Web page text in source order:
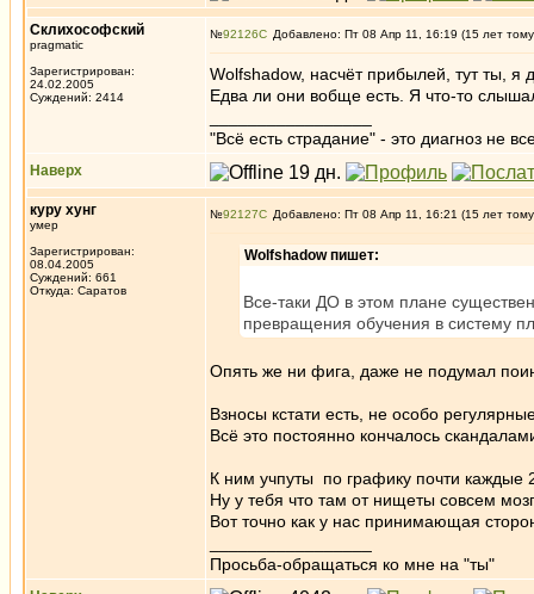
Склихософский
pragmatic
Зарегистрирован:
24.02.2005
Суждений: 2414
№92126 Добавлено: Пт 08 Апр 11, 16:19 (15 лет
Wolfshadow, насчёт прибылей, тут ты, я
Едва ли они вобще есть. Я что-то
"Всё есть страдание" - это диагноз не
Наверх
куру хунг
умер
Зарегистрирован:
08.04.2005
Суждений: 661
Откуда: Саратов
№92127 Добавлено: Пт 08 Апр 11, 16:21 (15 лет
Wolfshadow пишет:
Все-таки ДО в этом плане
превращения обучения в систему
Опять же ни фига, даже не подумал
Взносы кстати есть, не особо
Всё это постоянно кончалось
К ним учпуты по графику почти каждые
Ну у тебя что там от нищеты совсем
Вот точно как у нас принимающая
Просьба-обращаться ко мне на "ты"